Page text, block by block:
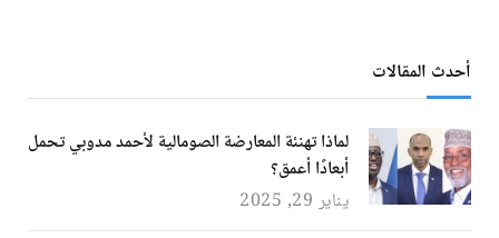
أحدث المقالات
لماذا تهنئة المعارضة الصومالية لأحمد مدوبي تحمل
أبعادًا أعمق؟
يناير 29, 2025